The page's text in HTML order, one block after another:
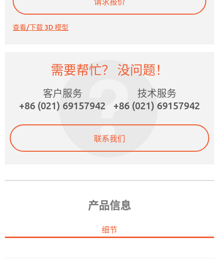
查看/下载 3D 模型
需要帮忙？ 没问题！
客户服务
+86 (021) 69157942
技术服务
+86 (021) 69157942
联系我们
产品信息
细节
×